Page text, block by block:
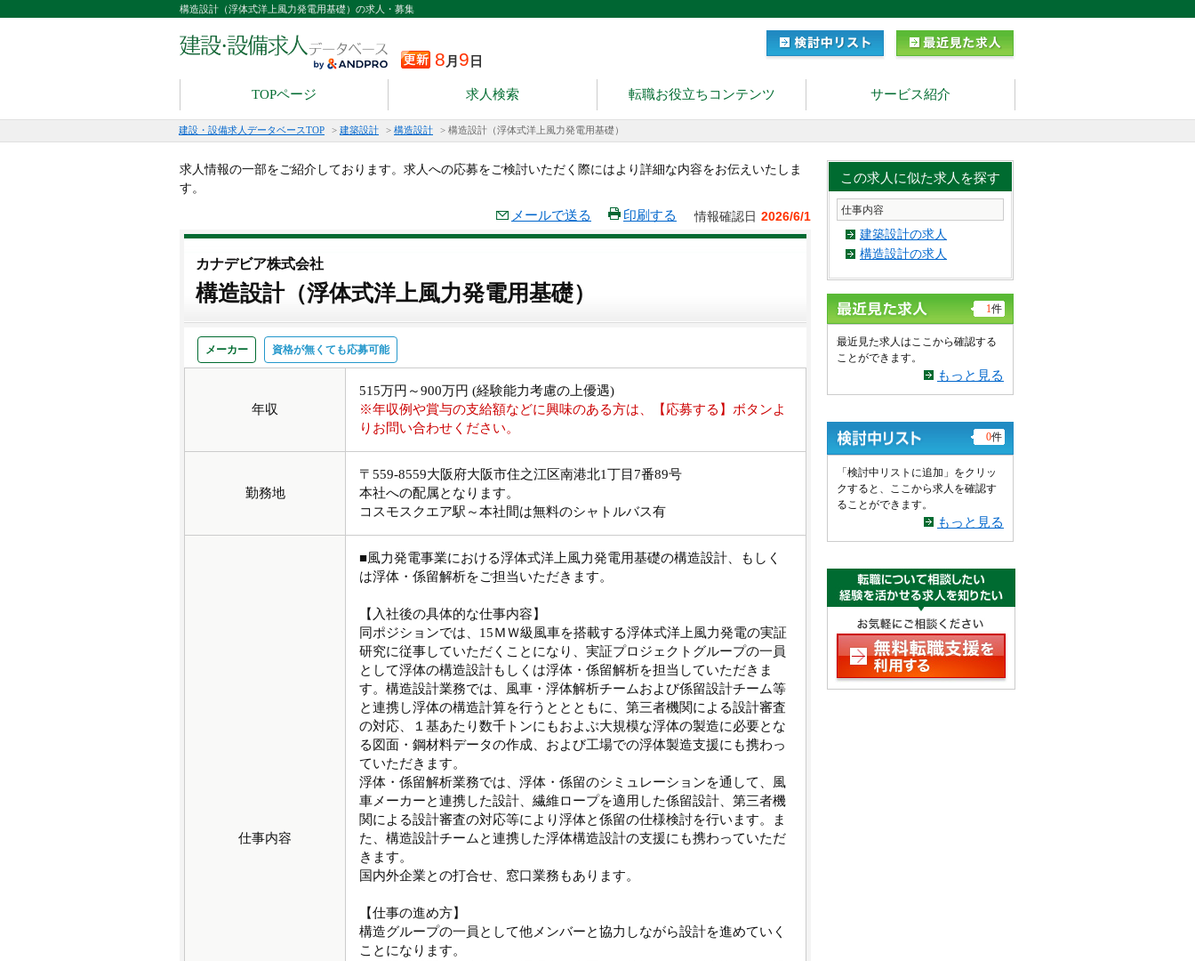
構造設計（浮体式洋上風力発電用基礎）の求人・募集
8 月 9 日
TOPページ 求人検索 転職お役立ちコンテンツ サービス紹介
建設・設備求人データベースTOP > 建築設計 > 構造設計 > 構造設計（浮体式洋上風力発電用基礎）
求人情報の一部をご紹介しております。求人への応募をご検討いただく際にはより詳細な内容をお伝えいたしま
す。
情報確認日 2026/6/1
メールで送る 印刷する
カナデビア株式会社
構造設計（浮体式洋上風力発電用基礎）
メーカー 資格が無くても応募可能
年収
515万円～900万円 (経験能力考慮の上優遇)
※年収例や賞与の支給額などに興味のある方は、【応募する】ボタンよ
りお問い合わせください。
勤務地
〒559-8559大阪府大阪市住之江区南港北1丁目7番89号
本社への配属となります。
コスモスクエア駅～本社間は無料のシャトルバス有
仕事内容
■風力発電事業における浮体式洋上風力発電用基礎の構造設計、もしく
は浮体・係留解析をご担当いただきます。
【入社後の具体的な仕事内容】
同ポジションでは、15ＭＷ級風車を搭載する浮体式洋上風力発電の実証
研究に従事していただくことになり、実証プロジェクトグループの一員
として浮体の構造設計もしくは浮体・係留解析を担当していただきま
す。構造設計業務では、風車・浮体解析チームおよび係留設計チーム等
と連携し浮体の構造計算を行うととともに、第三者機関による設計審査
の対応、１基あたり数千トンにもおよぶ大規模な浮体の製造に必要とな
る図面・鋼材料データの作成、および工場での浮体製造支援にも携わっ
ていただきます。
浮体・係留解析業務では、浮体・係留のシミュレーションを通して、風
車メーカーと連携した設計、繊維ロープを適用した係留設計、第三者機
関による設計審査の対応等により浮体と係留の仕様検討を行います。ま
た、構造設計チームと連携した浮体構造設計の支援にも携わっていただ
きます。
国内外企業との打合せ、窓口業務もあります。
【仕事の進め方】
構造グループの一員として他メンバーと協力しながら設計を進めていく
ことになります。
この求人に似た求人を探す
仕事内容
建築設計の求人
構造設計の求人
1件
最近見た求人はここから確認する
ことができます。
もっと見る
0件
「検討中リストに追加」をクリッ
クすると、ここから求人を確認す
ることができます。
もっと見る